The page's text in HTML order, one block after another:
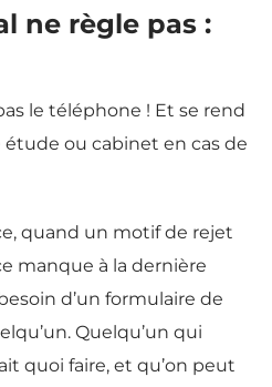
ne règle pas :
le téléphone ! Et se rend
ou cabinet en cas de
quand un motif de rejet
manque à la dernière
d’un formulaire de
Quelqu’un qui
quoi faire, et qu’on peut